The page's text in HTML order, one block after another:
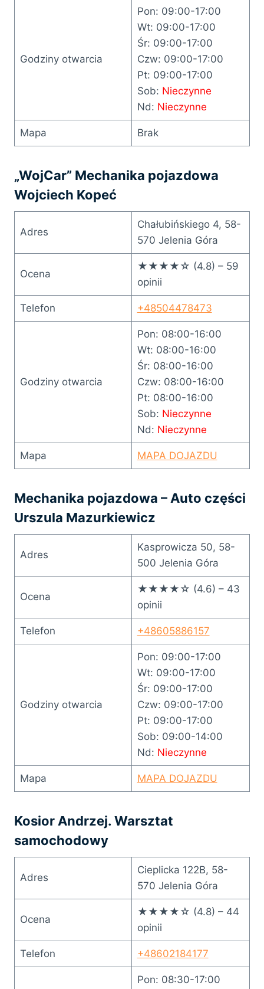
Godziny otwarcia
Pon: 09:00-17:00
Wt: 09:00-17:00
Śr: 09:00-17:00
Czw: 09:00-17:00
Pt: 09:00-17:00
Sob: Nieczynne
Nd: Nieczynne
Mapa Brak
„WojCar” Mechanika pojazdowa
Wojciech Kopeć
Adres
Chałubińskiego 4, 58-
570 Jelenia Góra
Ocena
★★★★☆ (4.8) – 59
opinii
Telefon +48504478473
Godziny otwarcia
Pon: 08:00-16:00
Wt: 08:00-16:00
Śr: 08:00-16:00
Czw: 08:00-16:00
Pt: 08:00-16:00
Sob: Nieczynne
Nd: Nieczynne
Mapa MAPA DOJAZDU
Mechanika pojazdowa – Auto części
Urszula Mazurkiewicz
Adres
Kasprowicza 50, 58-
500 Jelenia Góra
Ocena
★★★★☆ (4.6) – 43
opinii
Telefon +48605886157
Godziny otwarcia
Pon: 09:00-17:00
Wt: 09:00-17:00
Śr: 09:00-17:00
Czw: 09:00-17:00
Pt: 09:00-17:00
Sob: 09:00-14:00
Nd: Nieczynne
Mapa MAPA DOJAZDU
Kosior Andrzej. Warsztat
samochodowy
Adres
Cieplicka 122B, 58-
570 Jelenia Góra
Ocena
★★★★☆ (4.8) – 44
opinii
Telefon +48602184177
Pon: 08:30-17:00